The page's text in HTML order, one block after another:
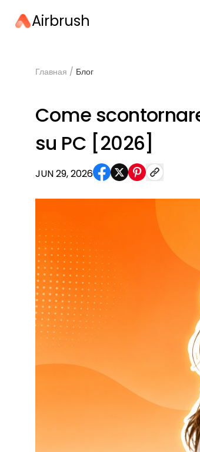
Airbrush
Главная / Блог
Come
su PC [2026]
JUN 29, 2026